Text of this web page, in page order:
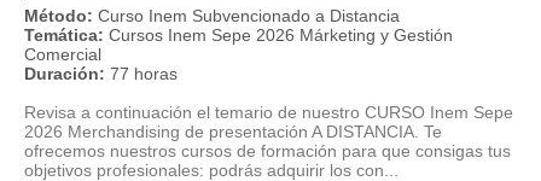
Método: Curso Inem Subvencionado a Distancia
Temática: Cursos Inem Sepe 2026 Márketing y Gestión
Comercial
Duración: 77 horas
Revisa a continuación el temario de nuestro CURSO Inem Sepe
2026 Merchandising de presentación A DISTANCIA. Te
ofrecemos nuestros cursos de formación para que consigas tus
objetivos profesionales: podrás adquirir los con...